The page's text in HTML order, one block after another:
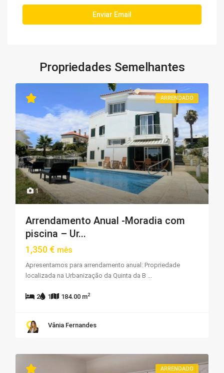
Propriedades Semelhantes
1
ARRENDADO
Arrendamento Anual -Moradia com
piscina – Ur...
1,350 € mês
Apresentamos para arrendamento anual: Propriedade
localizada na Urbanização da Quinta da B ...
2 1 184.00 m2
Vânia Fernandes
ARRENDADO